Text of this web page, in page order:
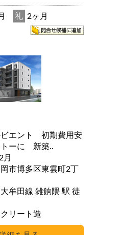
礼 2ヶ月
ビエント 初期費用安
トーに 新築..
月
市博多区東雲町2丁
田線 雑餉隈 駅 徒
リート造